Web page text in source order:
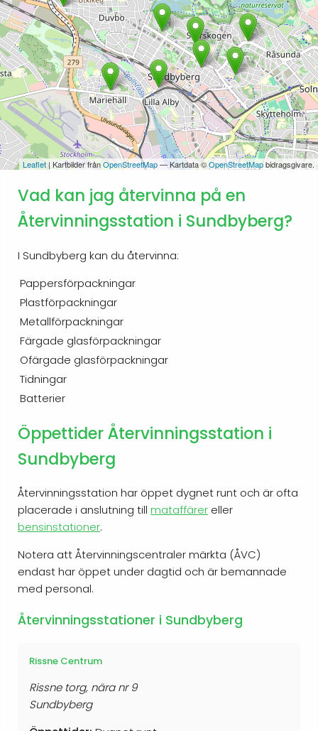
Leaflet| Kartbilder frånOpenStreetMap— Kartdata ©OpenStreetMapbidragsgivare.
Vad kan jag återvinna på en
Återvinningsstation i Sundbyberg?
I Sundbyberg kan du återvinna:
Pappersförpackningar
Plastförpackningar
Metallförpackningar
Färgade glasförpackningar
Ofärgade glasförpackningar
Tidningar
Batterier
Öppettider Återvinningsstation i
Sundbyberg
Återvinningsstation har öppet dygnet runt och är ofta
placerade i anslutning till mataffärer eller
bensinstationer.
Notera att Återvinningscentraler märkta (ÅVC)
endast har öppet under dagtid och är bemannade
med personal.
Återvinningsstationer i Sundbyberg
Rissne Centrum
Rissne torg, nära nr 9
Sundbyberg